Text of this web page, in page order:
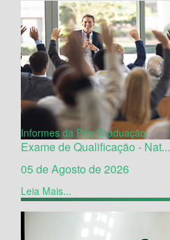
Informes da Pós-Graduação
Exame de Qualificação - Nat...
05 de Agosto de 2026
Leia Mais...